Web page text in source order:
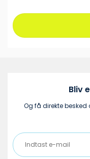
Bliv
Og få direkte
Indtast
e-